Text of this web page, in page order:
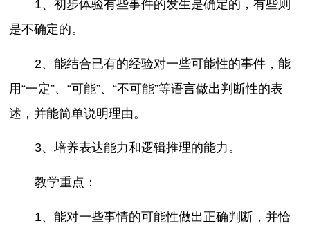
1、初步体验有些事件的发生是确定的，有些则
是不确定的。
2、能结合已有的经验对一些可能性的事件，能
用“一定”、“可能”、“不可能”等语言做出判断性的表
述，并能简单说明理由。
3、培养表达能力和逻辑推理的能力。
教学重点：
1、能对一些事情的可能性做出正确判断，并恰